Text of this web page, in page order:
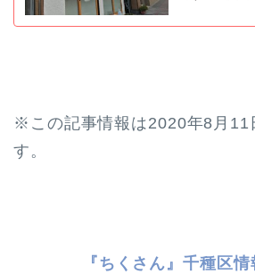
※この記事情報は2020年8月11
す。
『ちくさん』千種区